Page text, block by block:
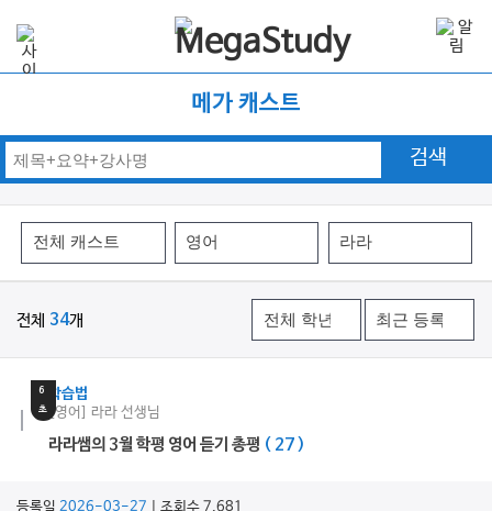
메가 캐스트
검색
전체 34개
6
초
학습법
[영어] 라라 선생님
라라쌤의 3월 학평 영어 듣기 총평 ( 27 )
등록일 2026-03-27 | 조회수 7,681